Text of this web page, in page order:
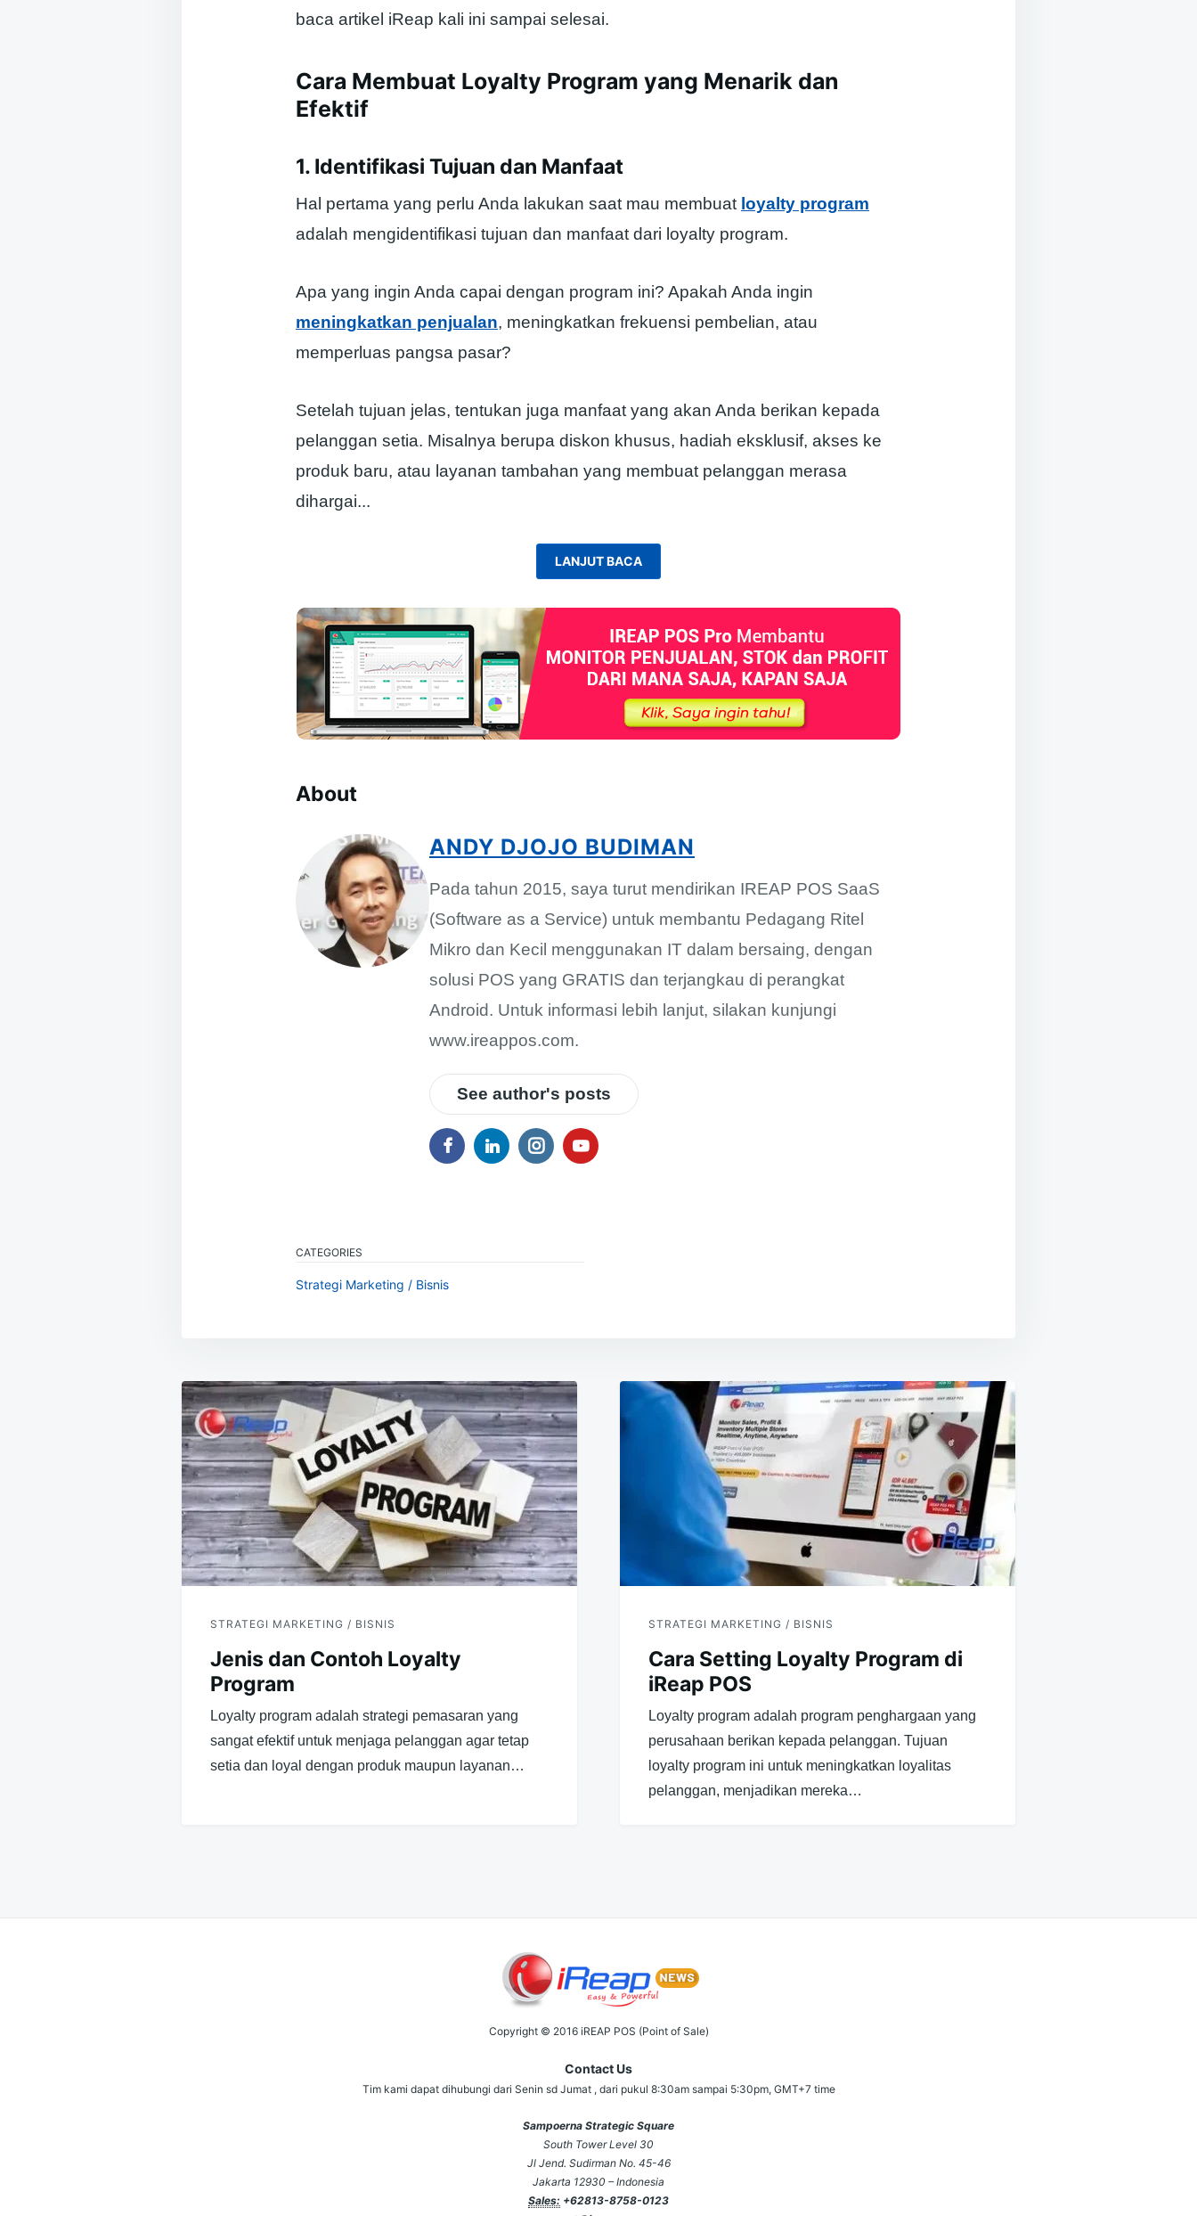
baca artikel iReap kali ini sampai selesai.
Cara Membuat Loyalty Program yang Menarik dan
Efektif
1. Identifikasi Tujuan dan Manfaat
Hal pertama yang perlu Anda lakukan saat mau membuat loyalty program
adalah mengidentifikasi tujuan dan manfaat dari loyalty program.
Apa yang ingin Anda capai dengan program ini? Apakah Anda ingin
meningkatkan penjualan, meningkatkan frekuensi pembelian, atau
memperluas pangsa pasar?
Setelah tujuan jelas, tentukan juga manfaat yang akan Anda berikan kepada
pelanggan setia. Misalnya berupa diskon khusus, hadiah eksklusif, akses ke
produk baru, atau layanan tambahan yang membuat pelanggan merasa
dihargai...
LANJUT BACA
About
ANDY DJOJO BUDIMAN
Pada tahun 2015, saya turut mendirikan IREAP POS SaaS
(Software as a Service) untuk membantu Pedagang Ritel
Mikro dan Kecil menggunakan IT dalam bersaing, dengan
solusi POS yang GRATIS dan terjangkau di perangkat
Android. Untuk informasi lebih lanjut, silakan kunjungi
www.ireappos.com.
See author's posts
CATEGORIES
Strategi Marketing / Bisnis
pos
STRATEGI MARKETING / BISNIS
Jenis dan Contoh Loyalty
Program
Loyalty program adalah strategi pemasaran yang
sangat efektif untuk menjaga pelanggan agar tetap
setia dan loyal dengan produk maupun layanan…
STRATEGI MARKETING / BISNIS
Cara Setting Loyalty Program di
iReap POS
Loyalty program adalah program penghargaan yang
perusahaan berikan kepada pelanggan. Tujuan
loyalty program ini untuk meningkatkan loyalitas
pelanggan, menjadikan mereka…
Copyright © 2016 iREAP POS (Point of Sale)
Contact Us
Tim kami dapat dihubungi dari Senin sd Jumat , dari pukul 8:30am sampai 5:30pm, GMT+7 time
Sampoerna Strategic Square
South Tower Level 30
Jl Jend. Sudirman No. 45-46
Jakarta 12930 – Indonesia
Sales: +62813-8758-0123